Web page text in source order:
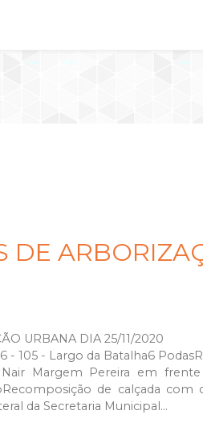
DE
URBANA DIA 25/11/2020
- 105 - Largo da Batalha6
Margem Pereira em
de calçada
da Secretaria Municipal...